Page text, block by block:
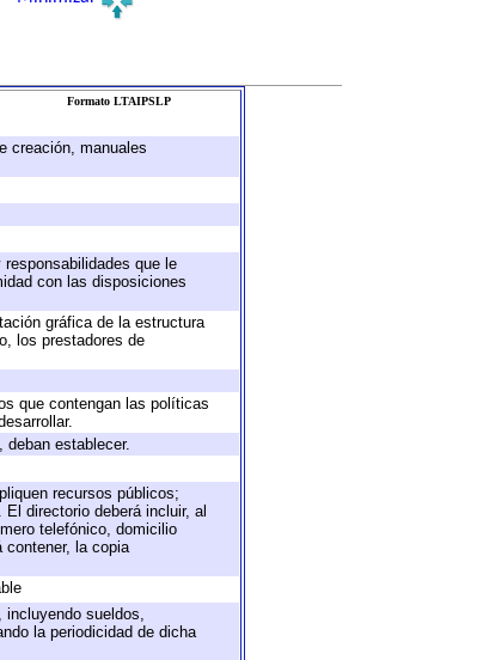
Formato LTAIPSLP
creación, manuales
que le
con las disposiciones
gráfica de la estructura
los prestadores de
que contengan las políticas
establecer.
recursos públicos;
directorio deberá incluir, al
telefónico, domicilio
contener, la copia
incluyendo sueldos,
la periodicidad de dicha